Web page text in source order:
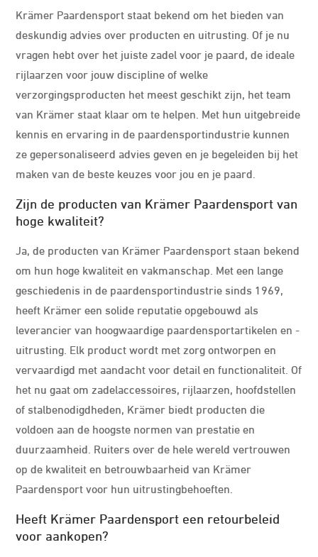
Krämer Paardensport staat bekend om het bieden van
deskundig advies over producten en uitrusting. Of je nu
vragen hebt over het juiste zadel voor je paard, de ideale
rijlaarzen voor jouw discipline of welke
verzorgingsproducten het meest geschikt zijn, het team
van Krämer staat klaar om te helpen. Met hun uitgebreide
kennis en ervaring in de paardensportindustrie kunnen
ze gepersonaliseerd advies geven en je begeleiden bij het
maken van de beste keuzes voor jou en je paard.
Zijn de producten van Krämer Paardensport van
hoge kwaliteit?
Ja, de producten van Krämer Paardensport staan bekend
om hun hoge kwaliteit en vakmanschap. Met een lange
geschiedenis in de paardensportindustrie sinds 1969,
heeft Krämer een solide reputatie opgebouwd als
leverancier van hoogwaardige paardensportartikelen en -
uitrusting. Elk product wordt met zorg ontworpen en
vervaardigd met aandacht voor detail en functionaliteit. Of
het nu gaat om zadelaccessoires, rijlaarzen, hoofdstellen
of stalbenodigdheden, Krämer biedt producten die
voldoen aan de hoogste normen van prestatie en
duurzaamheid. Ruiters over de hele wereld vertrouwen
op de kwaliteit en betrouwbaarheid van Krämer
Paardensport voor hun uitrustingbehoeften.
Heeft Krämer Paardensport een retourbeleid
voor aankopen?